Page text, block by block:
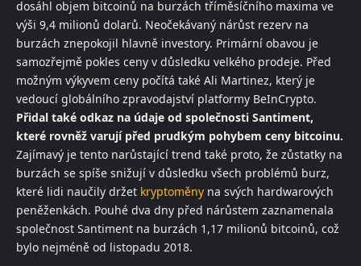
dosáhl objem bitcoinů na burzách tříměsíčního maxima ve
výši 9,4 milionů dolarů. Neočekávaný nárůst rezerv na
burzách znepokojil hlavně investory. Primární obavou je
samozřejmě pokles ceny v důsledku velkého prodeje. Před
možným výkyvem ceny počítá také Ali Martinez, který je
vedoucí globálního zpravodajství platformy BeInCrypto.
Přidal také odkaz na údaje od společnosti Santiment,
které rovněž varují před prudkým pohybem ceny bitcoinu.
Zajímavý je tento narůstající trend také proto, že zůstatky na
burzách se spíše snižují v důsledku všech problémů burz,
které lidi naučily držet kryptoměny na svých hardwarových
peněženkách. Pouhé dva dny před nárůstem zaznamenala
společnost Santiment na burzách 1,17 milionů bitcoinů, což
bylo nejméně od listopadu 2018.